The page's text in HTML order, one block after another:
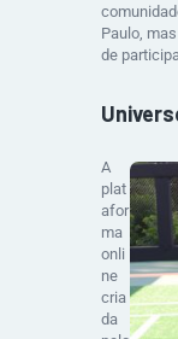
Paulo,
de
A
plat
afor
ma
onli
ne
cria
da